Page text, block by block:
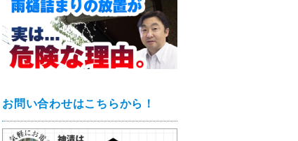
お問い合わせはこちらから！